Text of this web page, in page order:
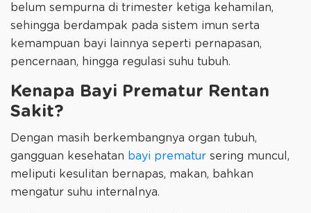
belum sempurna di trimester ketiga kehamilan,
sehingga berdampak pada sistem imun serta
kemampuan bayi lainnya seperti pernapasan,
pencernaan, hingga regulasi suhu tubuh.
Kenapa Bayi Prematur Rentan
Sakit?
Dengan masih berkembangnya organ tubuh,
gangguan kesehatan bayi prematur sering muncul,
meliputi kesulitan bernapas, makan, bahkan
mengatur suhu internalnya.